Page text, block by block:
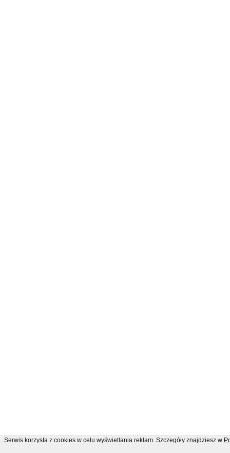
Serwis korzysta z cookies w celu wyświetlania reklam. Szczegóły znajdziesz w